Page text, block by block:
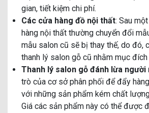
gian, tiết kiệm chi phí.
Các cửa hàng đồ nội thất: Sau
hàng nội thất thường chuyển đổi
mẫu salon cũ sẽ bị thay thế, do đó,
thanh lý salon gỗ cũ nhằm mục đích
Thanh lý salon gỗ đánh lừa người
trò của cơ sở phân phối để đẩy
với những sản phẩm kém chất
Giá các sản phẩm này có thể được